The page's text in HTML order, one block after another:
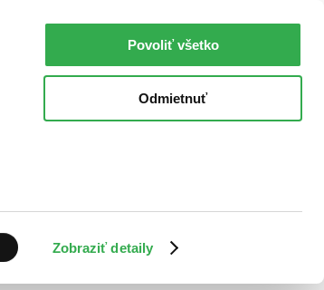
Zobraziť detaily
Povoliť všetko
Odmietnuť